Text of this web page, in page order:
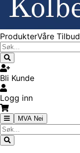
ProdukterVåre Tilbud
Bli Kunde
Logg inn
MVA Nei